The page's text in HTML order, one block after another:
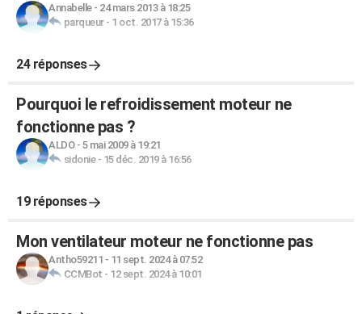
Annabelle- 24 mars 2013 à 18:25
parqueur- 1 oct. 2017 à 15:36
24 réponses
Pourquoi le refroidissement moteur ne
fonctionne pas ?
ALDO- 5 mai 2009 à 19:21
sidonie- 15 déc. 2019 à 16:56
19 réponses
Mon ventilateur moteur ne fonctionne pas
Antho59211 - 11 sept. 2024 à 07:52
CCMBot - 12 sept. 2024 à 10:01